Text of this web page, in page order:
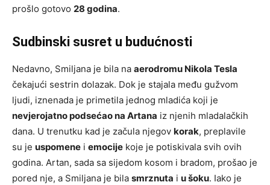
prošlo gotovo 28 godina.
Sudbinski susret u budućnosti
Nedavno, Smiljana je bila na aerodromu Nikola Tesla
čekajući sestrin dolazak. Dok je stajala među gužvom
ljudi, iznenada je primetila jednog mladića koji je
nevjerojatno podsećao na Artana iz njenih mladalačkih
dana. U trenutku kad je začula njegov korak, preplavile
su je uspomene i emocije koje je potiskivala svih ovih
godina. Artan, sada sa sijedom kosom i bradom, prošao je
pored nje, a Smiljana je bila smrznuta i u šoku. Iako je